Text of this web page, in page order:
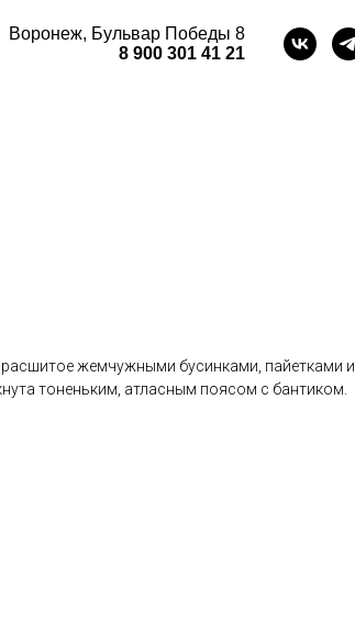
Воронеж, Бульвар Победы 8
8 900 301 41 21
жемчужными бусинками, пайетками и
тоненьким, атласным поясом с бантиком.